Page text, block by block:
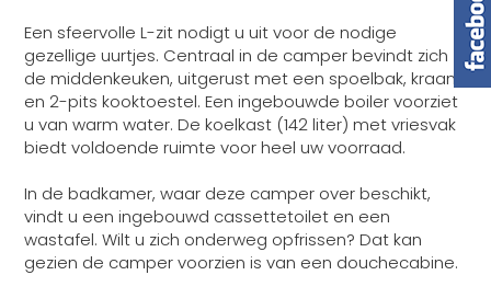
Een sfeervolle L-zit nodigt u uit voor de nodige
gezellige uurtjes. Centraal in de camper bevindt zich
de middenkeuken, uitgerust met een spoelbak, kraan
en 2-pits kooktoestel. Een ingebouwde boiler voorziet
u van warm water. De koelkast (142 liter) met vriesvak
biedt voldoende ruimte voor heel uw voorraad.
In de badkamer, waar deze camper over beschikt,
vindt u een ingebouwd cassettetoilet en een
wastafel. Wilt u zich onderweg opfrissen? Dat kan
gezien de camper voorzien is van een douchecabine.